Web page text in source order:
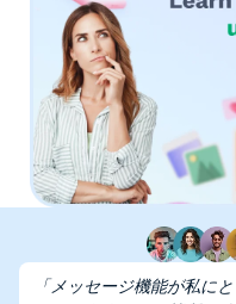
「メッセージ機能が私に